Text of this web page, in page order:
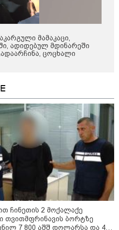
ბარამიძემ რაღაც
ჩამოაყალიბა,
ნამდვილად არ
სააკაშვილი
/ 08-08-2026
ეს არის სამშობლოს
ღალატი" - როგორ ეხმაურება
გვარამია აგვისტოს ომთან
დაკავშირებით ირაკლი
კობახიძის განცხადებას?
სიახლე
მამაკაცი,
ადიდებულ მდინარეში
ცოცხალი
ჩინეთის 2 მოქალაქე
თვითმფრინავის ბორტზე
7 800 აშშ დოლარსა და 4